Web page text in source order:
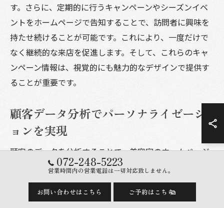
す。さらに、定期的に行うキャンペーンやシーズンイベ
ントをホームページで告知することで、訪問者に興味を
持たせ続けることが可能です。これにより、一度だけで
なく継続的な来店を促進します。そして、これらのキャ
ンペーン情報は、視覚的にも魅力的なデザインで提供す
ることが重要です。
顧客データ分析でパーソナライゼーシ
ョンを実現
顧客のデータを分析することで、美容室のホームページ
はよりパーソナライズされた体験を提供できます。来店
履歴や施術内容、好みのスタイルなどをデータベース化
し、それに基づいて個別の提案やお得な情報を提供する
072-248-5223
営業時間内の営業電話は一切対応致しません。
お問い合わせはこちら ご予約はこちら